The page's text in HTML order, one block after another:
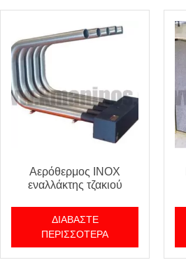
Αερόθερμος INOX
εναλλάκτης τζακιού
ΔΙΑΒΆΣΤΕ
ΠΕΡΙΣΣΌΤΕΡΑ